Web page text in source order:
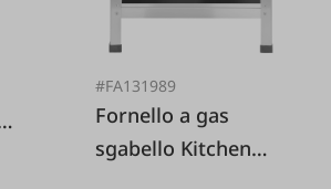
#FA131989
Fornello a gas
sgabello Kitchen